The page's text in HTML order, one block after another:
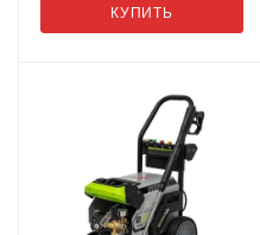
КУПИТЬ